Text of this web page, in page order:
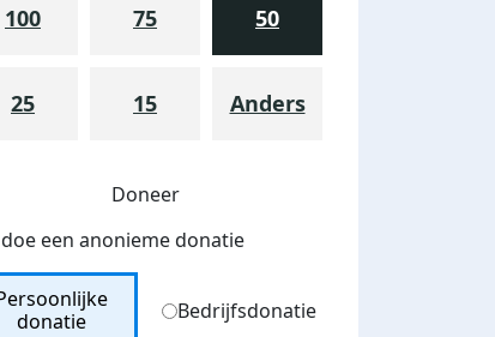
100 75 50
25 15 Anders
Doneer
een anonieme donatie
Type
donatie
Bedrijfsdonatie